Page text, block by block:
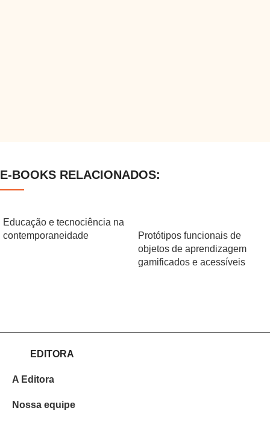
E-BOOKS RELACIONADOS:
Educação e tecnociência na
contemporaneidade
Protótipos funcionais de
objetos de aprendizagem
gamificados e acessíveis
EDITORA
A Editora
Nossa equipe